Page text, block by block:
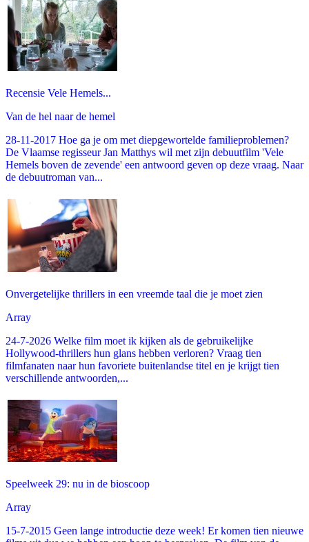
Recensie Vele Hemels...
Van de hel naar de hemel
28-11-2017 Hoe ga je om met diepgewortelde familieproblemen?
De Vlaamse regisseur Jan Matthys wil met zijn debuutfilm 'Vele
Hemels boven de zevende' een antwoord geven op deze vraag. Naar
de debuutroman van...
Onvergetelijke thrillers in een vreemde taal die je moet zien
Array
24-7-2026 Welke film moet ik kijken als de gebruikelijke
Hollywood-thrillers hun glans hebben verloren? Vraag tien
filmfanaten naar hun favoriete buitenlandse titel en je krijgt tien
verschillende antwoorden,...
Speelweek 29: nu in de bioscoop
Array
15-7-2015 Geen lange introductie deze week! Er komen tien nieuwe